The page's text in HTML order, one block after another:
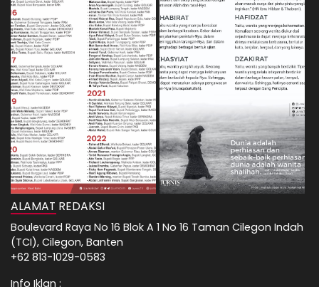
ALAMAT REDAKSI
Boulevard Raya No 16 Blok A 1 No 16 Taman Cilegon Indah
(TCI), Cilegon, Banten
+62 813-1029-0583
Info Iklan :